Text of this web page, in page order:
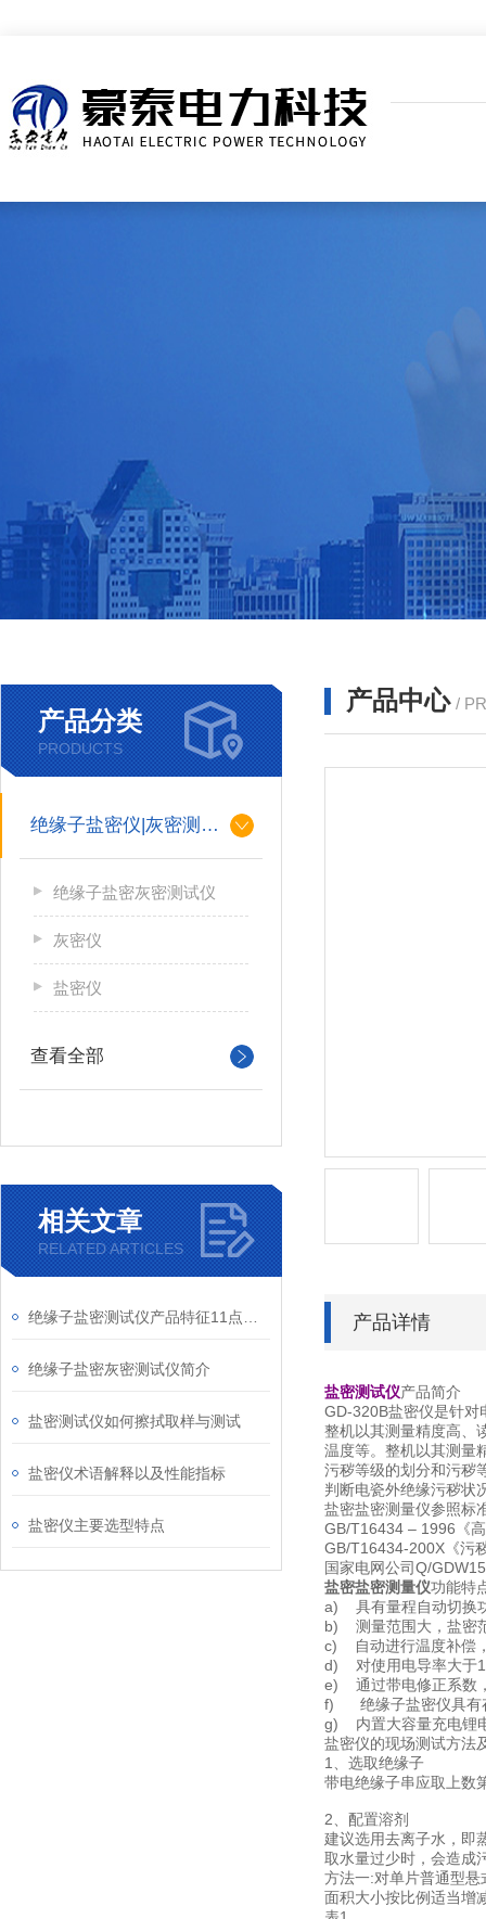
产品分类
PRODUCTS
绝缘子盐密仪|灰密测试仪
绝缘子盐密灰密测试仪
灰密仪
盐密仪
查看全部
相关文章
RELATED ARTICLES
绝缘子盐密灰密测试仪简介
盐密测试仪如何擦拭取样与测试
盐密仪术语解释以及性能指标
盐密仪主要选型特点
产品中心 /
产品详情
盐密测试仪产品简介
GD-320B盐密仪是针对
整机以其测量精度高、
温度等。整机以其测量
污秽等级的划分和污秽
判断电瓷外绝缘污秽状
盐密盐密测量仪参照标
GB/T16434 – 1996《
GB/T16434-200X《污
国家电网公司Q/
盐密盐密测量仪功能特
a) 具有量程自动切换
b) 测量范围大，盐密
c) 自动进行温度补偿
d) 对使用电导率大于
e) 通过带电修正系数
f) 绝缘子盐密仪具有
g) 内置大容量充电锂
盐密仪的现场测试方法
1、选取绝缘子
带电绝缘子串应取上数
2、配置溶剂
建议选用去离子水，即
取水量过少时，会造成
方法一:对单片普通型
面积大小按比例适当增